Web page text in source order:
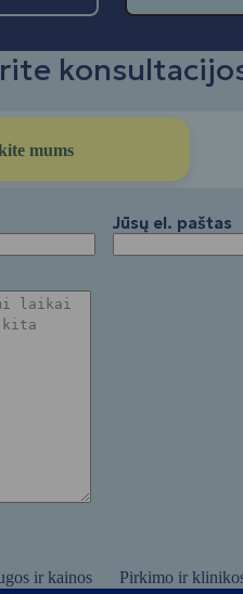
mums
Jūsų el. paštas
ir kainos Pirkimo ir